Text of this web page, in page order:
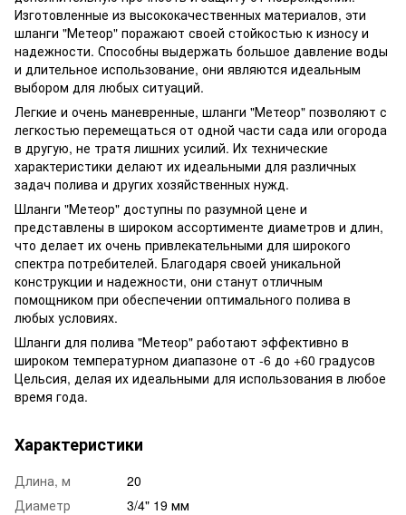
Изготовленные из высококачественных материалов, эти
шланги "Метеор" поражают своей стойкостью к износу и
надежности. Способны выдержать большое давление воды
и длительное использование, они являются идеальным
выбором для любых ситуаций.
Легкие и очень маневренные, шланги "Метеор" позволяют с
легкостью перемещаться от одной части сада или огорода
в другую, не тратя лишних усилий. Их технические
характеристики делают их идеальными для различных
задач полива и других хозяйственных нужд.
Шланги "Метеор" доступны по разумной цене и
представлены в широком ассортименте диаметров и длин,
что делает их очень привлекательными для широкого
спектра потребителей. Благодаря своей уникальной
конструкции и надежности, они станут отличным
помощником при обеспечении оптимального полива в
любых условиях.
Шланги для полива "Метеор" работают эффективно в
широком температурном диапазоне от -6 до +60 градусов
Цельсия, делая их идеальными для использования в любое
время года.
Характеристики
Длина, м
20
Диаметр
3/4" 19 мм